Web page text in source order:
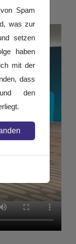
Spam
was zur
setzen
haben
mit der
dass
den